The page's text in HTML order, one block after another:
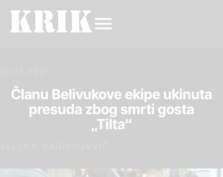
16.07.2021.
Članu Belivukove ekipe ukinuta
presuda zbog smrti gosta
„Tilta“